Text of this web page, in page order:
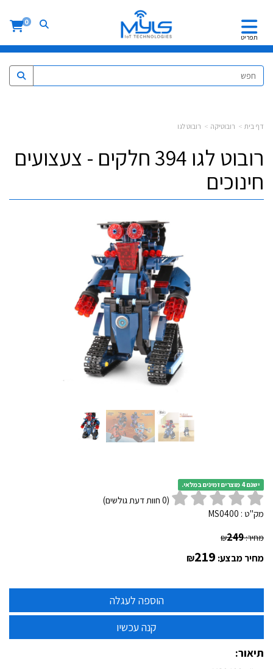
תפריט
0
דף בית רובוטיקה רובוט לגו
רובוט לגו 394 חלקים - צעצועים
חינוכים
ישנם 4 מוצרים זמינים במלאי.
(
0 חוות דעת גולשים)
מק"ט : MS0400
מחיר: ₪249
מחיר מבצע: ₪219
תיאור: